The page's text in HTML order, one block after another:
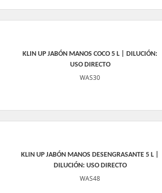
KLIN UP JABÓN MANOS COCO 5 L | DILUCIÓN:
USO DIRECTO
WAS30
KLIN UP JABÓN MANOS DESENGRASANTE 5 L |
DILUCIÓN: USO DIRECTO
WAS48